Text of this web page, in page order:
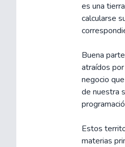
es una
calcularse
Buena
atraídos
negocio
de nuestra
Estos
materias